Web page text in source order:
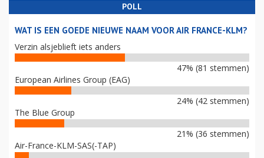
POLL
WAT IS EEN GOEDE NIEUWE NAAM VOOR AIR FRANCE-KLM?
Verzin alsjeblieft iets anders
47% (81 stemmen)
European Airlines Group (EAG)
24% (42 stemmen)
The Blue Group
21% (36 stemmen)
Air-France-KLM-SAS(-TAP)